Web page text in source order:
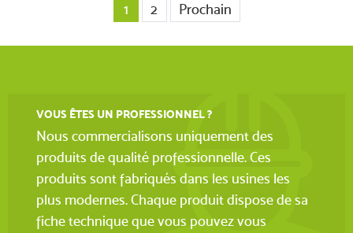
1
2 Prochain
VOUS ÊTES UN PROFESSIONNEL ?
Nous commercialisons uniquement des
produits de qualité professionnelle. Ces
produits sont fabriqués dans les usines les
plus modernes. Chaque produit dispose de sa
fiche technique que vous pouvez vous